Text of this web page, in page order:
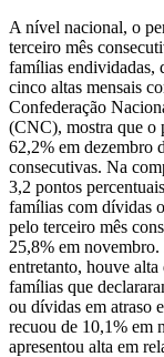
A nível nacional, o
terceiro mês
famílias endividadas,
cinco altas mensais
Confederação
(CNC), mostra que o
62,2% em dezembro
consecutivas. Na
3,2 pontos
famílias com dívidas
pelo terceiro mês
25,8% em
entretanto, houve
famílias que
ou dívidas em atraso
recuou de 10,1% em
apresentou alta em